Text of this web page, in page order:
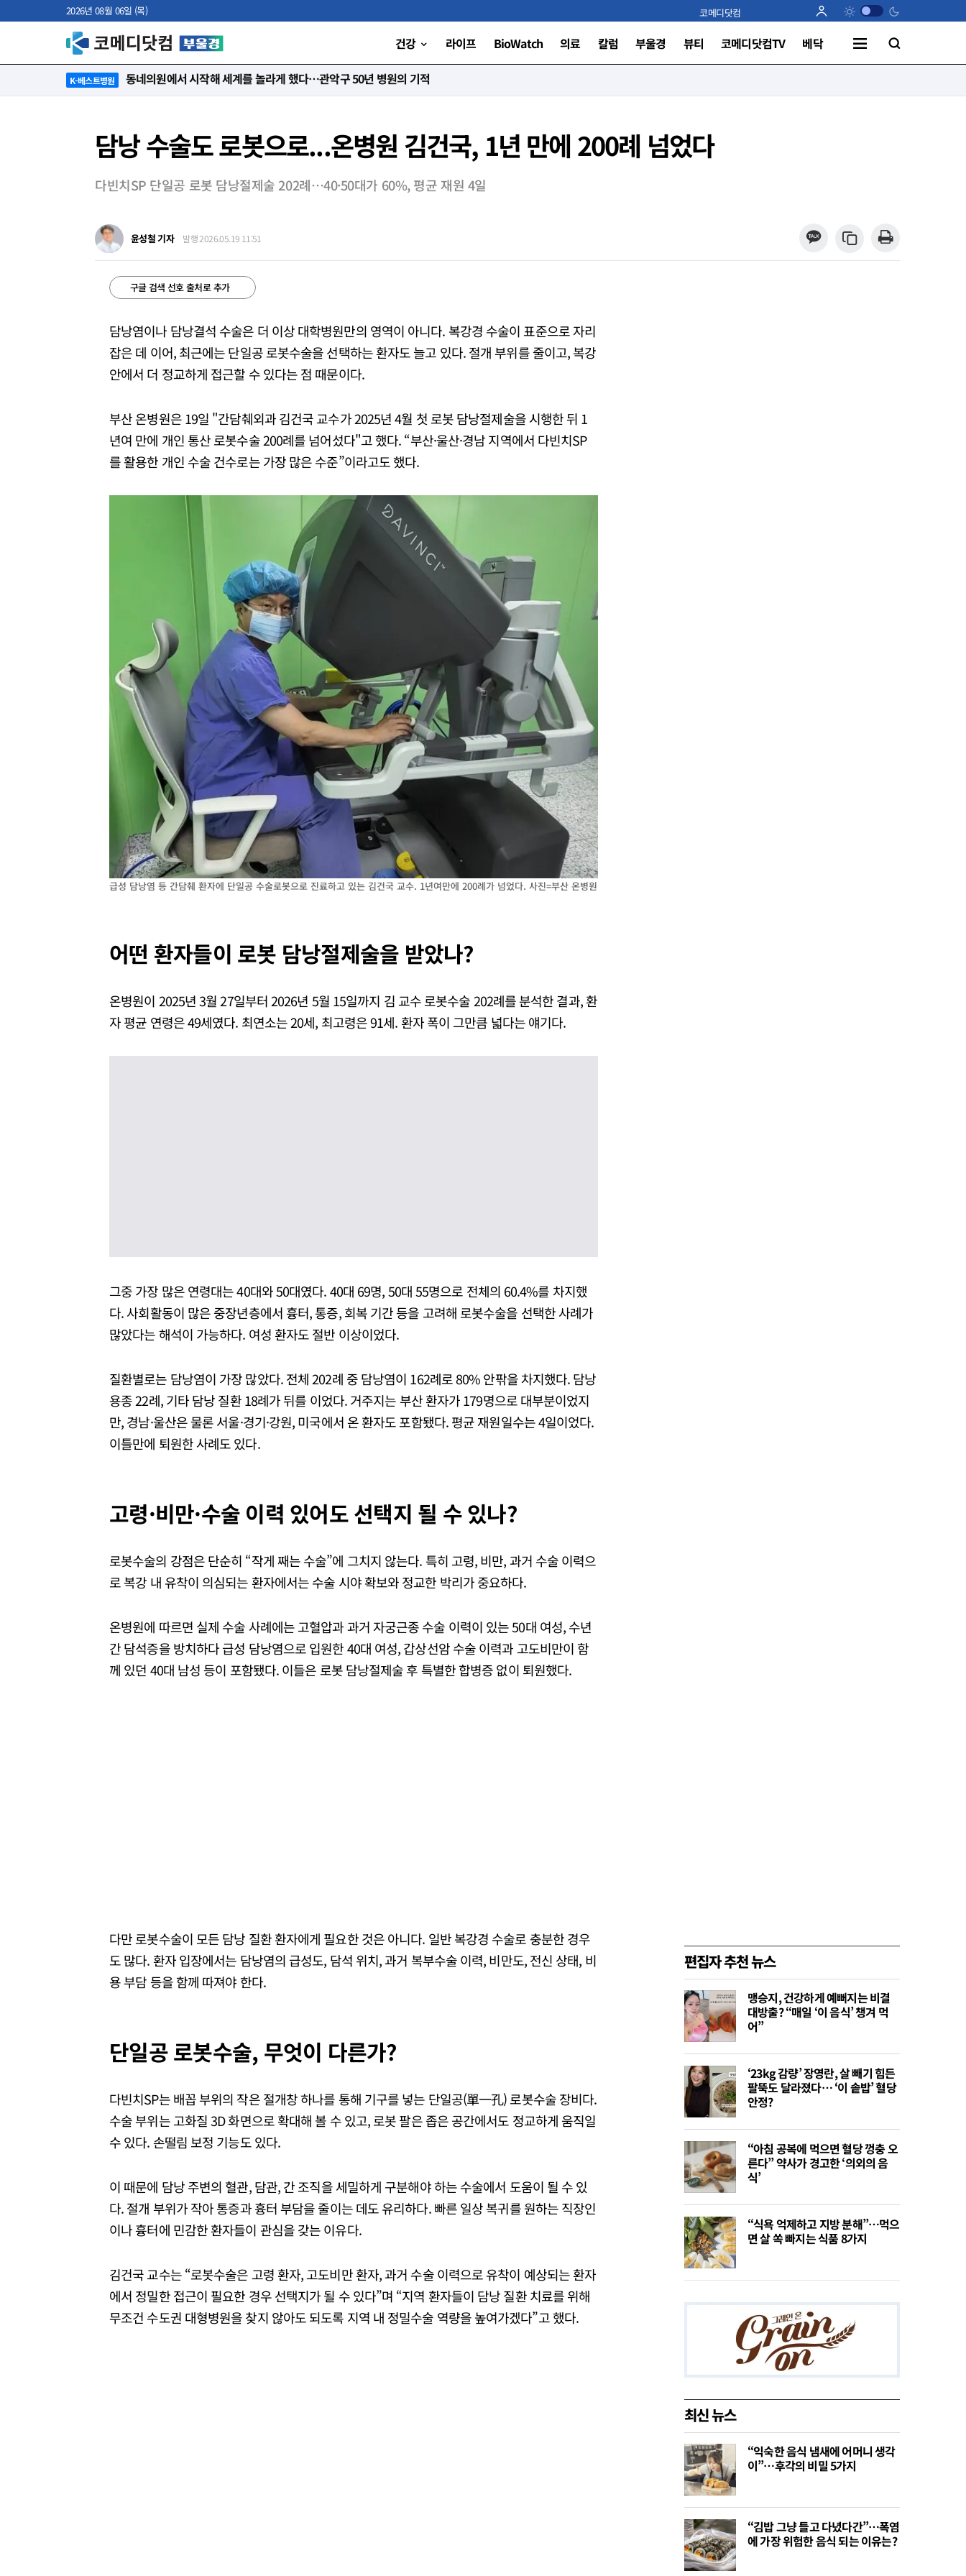
2026년 08월 06일 (목) 코메디닷컴
건강 라이프 BioWatch 의료 칼럼 부울경 뷰티 코메디닷컴TV 베닥
K-베스트병원 “절대 먼저 말하지 않아요. 대신 먼저 듣습니다”
담낭 수술도 로봇으로...온병원 김건국, 1년 만에 200례 넘었다
다빈치SP 단일공 로봇 담낭절제술 202례…40·50대가 60%, 평균 재원 4일
윤성철 기자 발행 2026.05.19 11:51
구글 검색 선호 출처로 추가
담낭염이나 담낭결석 수술은 더 이상 대학병원만의 영역이 아니다. 복강경 수술이 표준으로 자리
잡은 데 이어, 최근에는 단일공 로봇수술을 선택하는 환자도 늘고 있다. 절개 부위를 줄이고, 복강
안에서 더 정교하게 접근할 수 있다는 점 때문이다.
부산 온병원은 19일 "간담췌외과 김건국 교수가 2025년 4월 첫 로봇 담낭절제술을 시행한 뒤 1
년여 만에 개인 통산 로봇수술 200례를 넘어섰다"고 했다. “부산·울산·경남 지역에서 다빈치SP
를 활용한 개인 수술 건수로는 가장 많은 수준”이라고도 했다.
급성 담낭염 등 간담췌 환자에 단일공 수술로봇으로 진료하고 있는 김건국 교수. 1년여만에 200례가 넘었다. 사진=부산 온병원
어떤 환자들이 로봇 담낭절제술을 받았나?
온병원이 2025년 3월 27일부터 2026년 5월 15일까지 김 교수 로봇수술 202례를 분석한 결과, 환
자 평균 연령은 49세였다. 최연소는 20세, 최고령은 91세. 환자 폭이 그만큼 넓다는 얘기다.
그중 가장 많은 연령대는 40대와 50대였다. 40대 69명, 50대 55명으로 전체의 60.4%를 차지했
다. 사회활동이 많은 중장년층에서 흉터, 통증, 회복 기간 등을 고려해 로봇수술을 선택한 사례가
많았다는 해석이 가능하다. 여성 환자도 절반 이상이었다.
질환별로는 담낭염이 가장 많았다. 전체 202례 중 담낭염이 162례로 80% 안팎을 차지했다. 담낭
용종 22례, 기타 담낭 질환 18례가 뒤를 이었다. 거주지는 부산 환자가 179명으로 대부분이었지
만, 경남·울산은 물론 서울·경기·강원, 미국에서 온 환자도 포함됐다. 평균 재원일수는 4일이었다.
이틀만에 퇴원한 사례도 있다.
고령·비만·수술 이력 있어도 선택지 될 수 있나?
로봇수술의 강점은 단순히 “작게 째는 수술”에 그치지 않는다. 특히 고령, 비만, 과거 수술 이력으
로 복강 내 유착이 의심되는 환자에서는 수술 시야 확보와 정교한 박리가 중요하다.
온병원에 따르면 실제 수술 사례에는 고혈압과 과거 자궁근종 수술 이력이 있는 50대 여성, 수년
간 담석증을 방치하다 급성 담낭염으로 입원한 40대 여성, 갑상선암 수술 이력과 고도비만이 함
께 있던 40대 남성 등이 포함됐다. 이들은 로봇 담낭절제술 후 특별한 합병증 없이 퇴원했다.
다만 로봇수술이 모든 담낭 질환 환자에게 필요한 것은 아니다. 일반 복강경 수술로 충분한 경우
도 많다. 환자 입장에서는 담낭염의 급성도, 담석 위치, 과거 복부수술 이력, 비만도, 전신 상태, 비
용 부담 등을 함께 따져야 한다.
단일공 로봇수술, 무엇이 다른가?
다빈치SP는 배꼽 부위의 작은 절개창 하나를 통해 기구를 넣는 단일공(單一孔) 로봇수술 장비다.
수술 부위는 고화질 3D 화면으로 확대해 볼 수 있고, 로봇 팔은 좁은 공간에서도 정교하게 움직일
수 있다. 손떨림 보정 기능도 있다.
이 때문에 담낭 주변의 혈관, 담관, 간 조직을 세밀하게 구분해야 하는 수술에서 도움이 될 수 있
다. 절개 부위가 작아 통증과 흉터 부담을 줄이는 데도 유리하다. 빠른 일상 복귀를 원하는 직장인
이나 흉터에 민감한 환자들이 관심을 갖는 이유다.
김건국 교수는 “로봇수술은 고령 환자, 고도비만 환자, 과거 수술 이력으로 유착이 예상되는 환자
에서 정밀한 접근이 필요한 경우 선택지가 될 수 있다”며 “지역 환자들이 담낭 질환 치료를 위해
무조건 수도권 대형병원을 찾지 않아도 되도록 지역 내 정밀수술 역량을 높여가겠다”고 했다.
편집자 추천 뉴스
맹승지, 건강하게 예뻐지는 비결
대방출? “매일 ‘이 음식’ 챙겨 먹
어”
‘23kg 감량’ 장영란, 살 빼기 힘든
팔뚝도 달라졌다… ‘이 솥밥’ 혈당
안정?
“아침 공복에 먹으면 혈당 껑충 오
른다” 약사가 경고한 ‘의외의 음
식’
“식욕 억제하고 지방 분해”…먹으
면 살 쏙 빠지는 식품 8가지
최신 뉴스
“익숙한 음식 냄새에 어머니 생각
이”…후각의 비밀 5가지
“김밥 그냥 들고 다녔다간”…폭염
에 가장 위험한 음식 되는 이유는?